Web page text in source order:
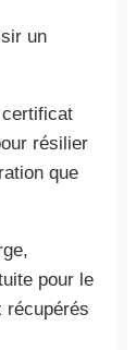
un
résilier
que
pour le
récupérés